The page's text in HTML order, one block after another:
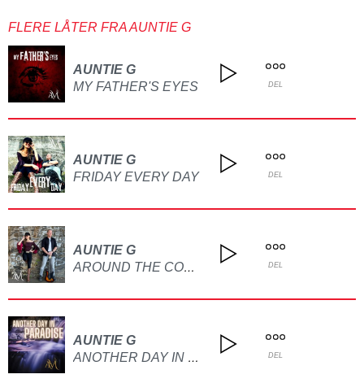
FLERE LÅTER FRA AUNTIE G
AUNTIE G
MY FATHER'S EYES
DEL
AUNTIE G
FRIDAY EVERY DAY
DEL
AUNTIE G
AROUND THE CORNER DEL
AUNTIE G
ANOTHER DAY IN PARADISE DEL